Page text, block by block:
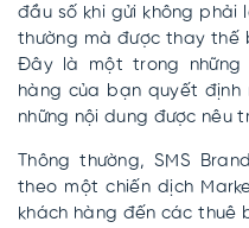
đầu số khi gửi không
thường mà được thay thế
Đây là một trong
hàng của bạn quyết
những nội dung được nêu
Thông thường, SMS
theo một chiến dịch
khách hàng đến các thuê